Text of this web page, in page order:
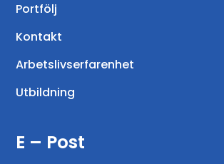
Portfölj
Kontakt
Arbetslivserfarenhet
Utbildning
E – Post